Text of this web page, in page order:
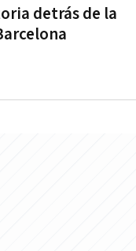
detrás de la